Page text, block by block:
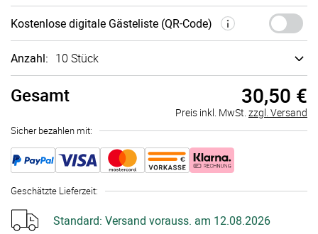
Kosten­lose digi­tale Gäste­liste (QR-Code)
Anzahl: 10 Stück
Gesamt 30,50 €
Preis inkl. MwSt. zzgl. Versand
Sicher bezahlen mit:
Geschätzte Lieferzeit:
Standard: Versand vorauss. am 12.08.2026